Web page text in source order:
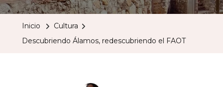
Álamos,
Inicio
Cultura
Descubriendo Álamos, redescubriendo el FAOT